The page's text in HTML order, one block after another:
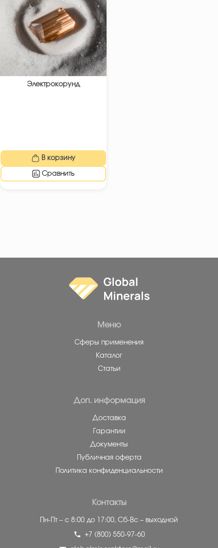
Электрокорунд
В корзину
Сравнить
Меню
Сферы применения
Каталог
Статьи
Доп. информация
Доставка
Гарантии
Документы
Публичная оферта
Политика конфиденциальности
Контакты
Пн-Пт – с 8:00 до 17:00, Сб-Вс – выходной
+7 (800) 550-97-60